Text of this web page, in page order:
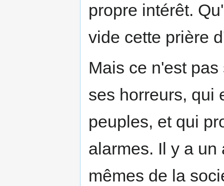
propre intérêt.
vide cette prière
Mais ce n'est
ses horreurs, qui
peuples, et qui
alarmes. Il y a
mêmes de la